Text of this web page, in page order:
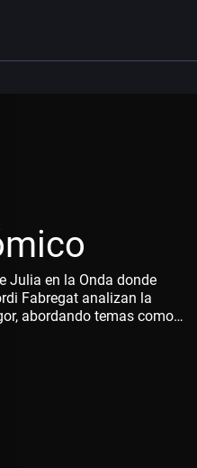
Julia en la Onda donde
Fabregat analizan la
abordando temas como